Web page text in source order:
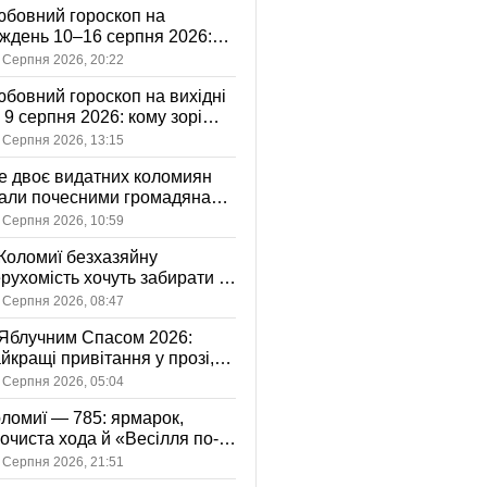
гороскоп на
10–16 серпня 2026:
зорі готують у стосунках
знаку
Серпня 2026, 20:22
гороскоп на вихідні
9 серпня 2026: кому зорі
ніжність, а кому —
розмову
Серпня 2026, 13:15
двоє видатних коломиян
почесними громадянами
Серпня 2026, 10:59
безхазяйну
хочуть забирати у
громади: що це
Серпня 2026, 08:47
Спасом 2026:
привітання у прозі,
та картинках
Серпня 2026, 05:04
— 785: ярмарок,
хода й «Весілля по-
— чим
День міста
Серпня 2026, 21:51